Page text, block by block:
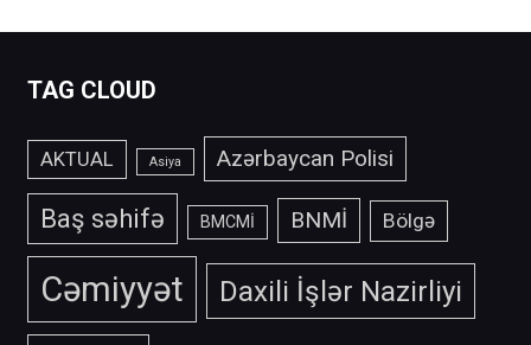
TAG CLOUD
AKTUAL Asiya Azərbaycan Polisi
Baş səhifə BMCMİ BNMİ Bölgə
Cəmiyyət Daxili İşlər Nazirliyi